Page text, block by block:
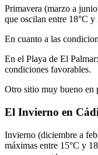
Primavera (marzo a
que oscilan entre 18°C
En cuanto a las
En el Playa de El
condiciones favorables.
Otro sitio muy bueno en
El Invierno en
Invierno (diciembre a
máximas entre 15°C y